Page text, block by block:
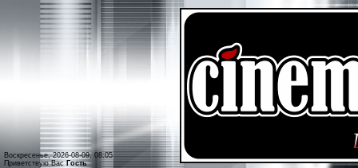
Воскресенье, 2026-08-09, 08:05
Приветствую Вас Гость